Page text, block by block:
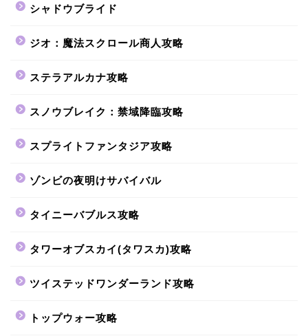
シャドウブライド
ジオ：魔法スクロール商人攻略
ステラアルカナ攻略
スノウブレイク：禁域降臨攻略
スプライトファンタジア攻略
ゾンビの夜明けサバイバル
タイニーバブルス攻略
タワーオブスカイ(タワスカ)攻略
ツイステッドワンダーランド攻略
トップウォー攻略